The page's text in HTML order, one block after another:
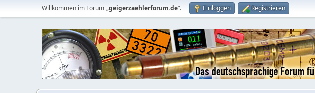
Willkommen im Forum „geigerzaehlerforum.de“. Einloggen Registrieren